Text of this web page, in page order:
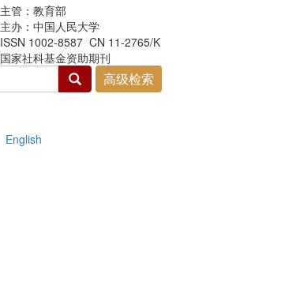
主管：教育部
主办：中国人民大学
ISSN 1002-8587 CN 11-2765/K
国家社科基金资助期刊
English